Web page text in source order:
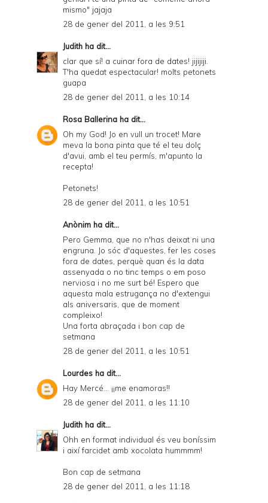
mismo" jajaja
28 de gener del 2011, a les 9:51
Judith ha dit...
clar que sí! a cuinar fora de dates! jijijiji.
T'ha quedat espectacular! molts petonets
guapa
28 de gener del 2011, a les 10:14
Rosa Ballerina ha dit...
Oh my God! Jo en vull un trocet! Mare
meva la bona pinta que té el teu dolç
d'avui, amb el teu permís, m'apunto la
recepta!
Petonets!
28 de gener del 2011, a les 10:51
Anònim ha dit...
Pero Gemma, que no n'has deixat ni una
engruna. Jo sóc d'aquestes, fer les coses
fora de dates, perquè quan és la data
assenyada o no tinc temps o em poso
nerviosa i no me surt bé! Espero que
aquesta mala estrugança no d'extengui
als aniversaris, que de moment
compleixo!
Una forta abraçada i bon cap de
setmana
28 de gener del 2011, a les 10:51
Lourdes ha dit...
Hay Mercé... ¡¡me enamoras!!
28 de gener del 2011, a les 11:10
Judith ha dit...
Ohh en format individual és veu boníssim
i així farcidet amb xocolata hummmm!
Bon cap de setmana
28 de gener del 2011, a les 11:18